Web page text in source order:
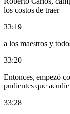
los costos de traer
33:19
a los maestros y
33:20
Entonces, empezó
pudientes que
33:28